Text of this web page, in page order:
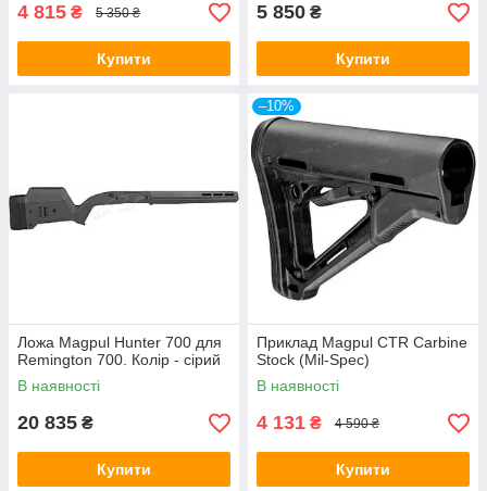
4 815 ₴ 5 350 ₴
Купити
5 850 ₴
Купити
Ложа Magpul Hunter 700 для
Remington 700. Колір - сірий
В наявності
20 835 ₴
Купити
–10%
Приклад Magpul CTR Carbine
Stock (Mil-Spec)
В наявності
4 131 ₴ 4 590 ₴
Купити